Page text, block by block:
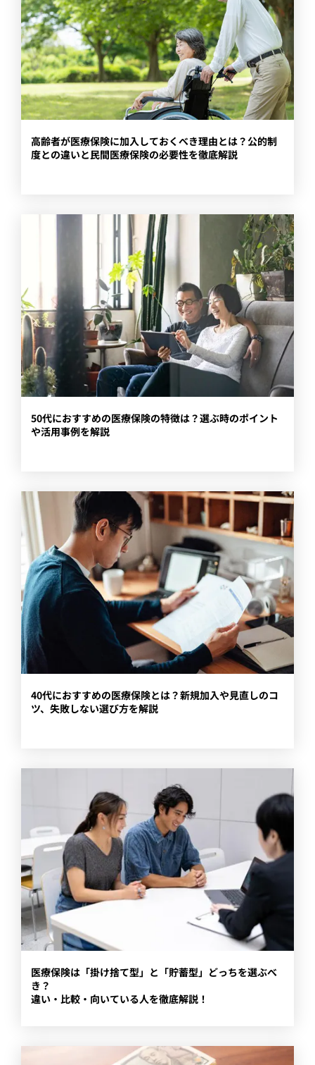
高齢者が医療保険に加入しておくべき理由とは？公的制
度との違いと民間医療保険の必要性を徹底解説
​50代におすすめの医療保険の特徴は？選ぶ時のポイント
や活用事例を解説
​40代におすすめの医療保険とは？新規加入や見直しのコ
ツ、失敗しない選び方を解説
​医療保険は「掛け捨て型」と「貯蓄型」どっちを選ぶべ
き？
違い・比較・向いている人を徹底解説！